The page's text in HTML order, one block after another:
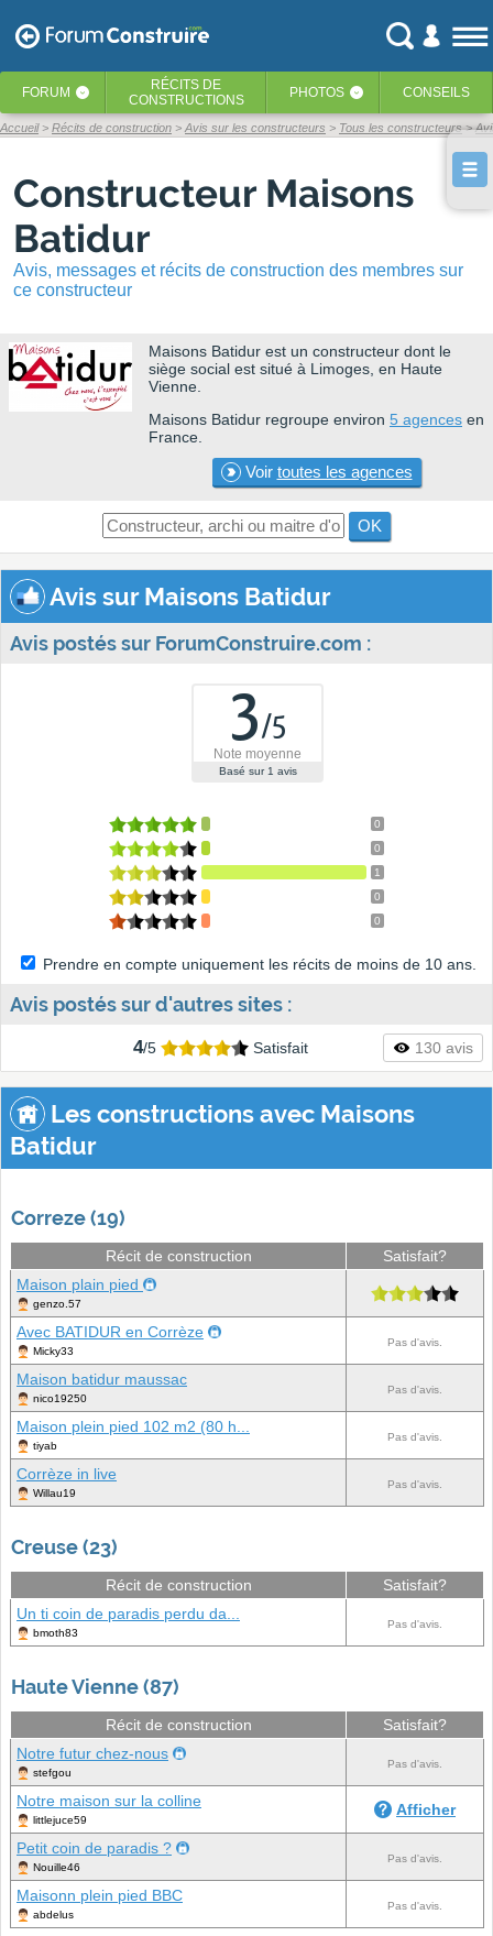
FORUM ‹ RÉCITS DE
CONSTRUCTIONS
PHOTOS ‹ CONSEILS
Accueil Récits de construction Avis sur les constructeurs Tous les constructeurs
Constructeur Maisons
Batidur
Avis, messages et récits de construction des membres sur
ce constructeur
Maisons Batidur est un constructeur dont le
siège social est situé à Limoges, en Haute
Vienne.
Maisons Batidur regroupe environ 5 agences en
France.
Voir toutes les agences
OK
Avis sur Maisons Batidur
Avis postés sur ForumConstruire.com :
3/5
Note moyenne
Basé sur 1 avis
0
0
1
0
0
Prendre en compte uniquement les récits de moins de 10 ans.
Avis postés sur d'autres sites :
4/5 Satisfait 130 avis
Les constructions avec Maisons
Batidur
Correze (19)
Récit de construction
Satisfait?
Maison plain pied
genzo.57
Avec BATIDUR en Corrèze
Micky33
Pas d'avis.
Maison batidur maussac
nico19250
Pas d'avis.
Maison plein pied 102 m2 (80 h...
tiyab
Pas d'avis.
Corrèze in live
Willau19
Pas d'avis.
Creuse (23)
Récit de construction
Satisfait?
Un ti coin de paradis perdu da...
bmoth83
Pas d'avis.
Haute Vienne (87)
Récit de construction
Satisfait?
Notre futur chez-nous
stefgou
Pas d'avis.
Notre maison sur la colline
littlejuce59
Afficher
Petit coin de paradis ?
Nouille46
Pas d'avis.
Maisonn plein pied BBC
abdelus
Pas d'avis.